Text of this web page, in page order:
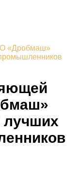
«Дробмаш»
лучших